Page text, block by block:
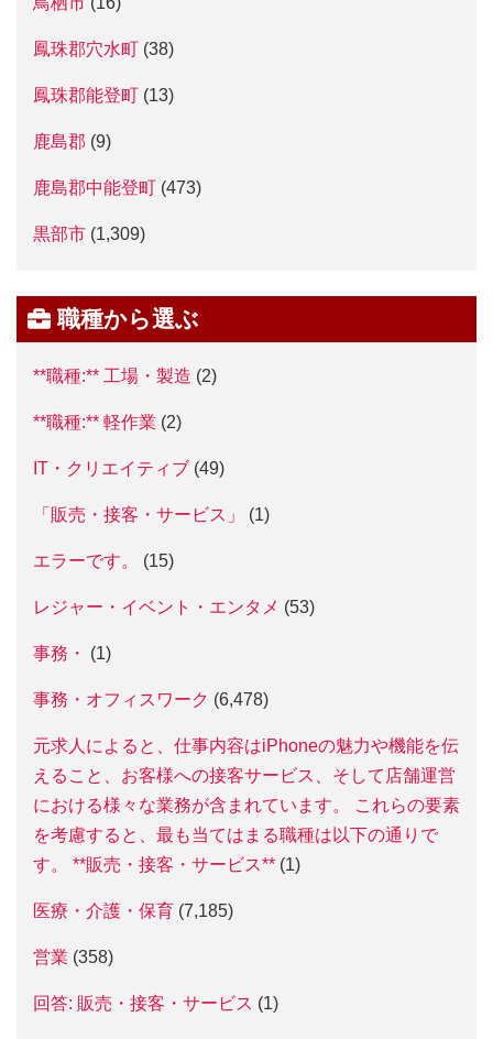
鳳珠郡穴水町 (38)
鳳珠郡能登町 (13)
鹿島郡 (9)
鹿島郡中能登町 (473)
黒部市 (1,309)
職種から選ぶ
**職種:** 工場・製造 (2)
**職種:** 軽作業 (2)
IT・クリエイティブ (49)
「販売・接客・サービス」 (1)
エラーです。 (15)
レジャー・イベント・エンタメ (53)
事務・ (1)
事務・オフィスワーク (6,478)
元求人によると、仕事内容はiPhoneの魅力や機能を伝
えること、お客様への接客サービス、そして店舗運営
における様々な業務が含まれています。 これらの要素
を考慮すると、最も当てはまる職種は以下の通りで
す。 **販売・接客・サービス** (1)
医療・介護・保育 (7,185)
営業 (358)
回答: 販売・接客・サービス (1)